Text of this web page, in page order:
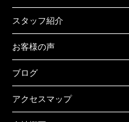
スタッフ紹介
お客様の声
ブログ
アクセスマップ